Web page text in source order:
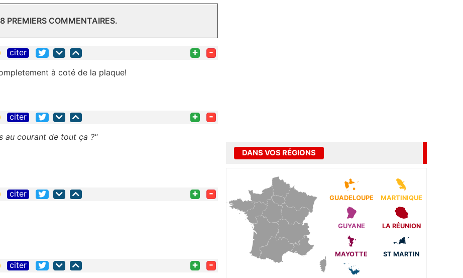
PREMIERS COMMENTAIRES.
citer + -
à coté de la plaque!
citer + -
au courant de tout ça ?"
citer + -
citer + -
DANS VOS RÉGIONS
GUADELOUPE MARTINIQUE
GUYANE LA RÉUNION
MAYOTTE ST MARTIN